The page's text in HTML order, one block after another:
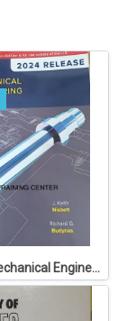
Shigley's Mechanical Engineering Design